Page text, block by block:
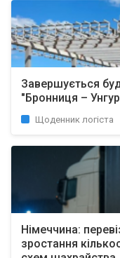
Завершується
"Бронниця –
Щоденник логіста
Німеччина:
зростання